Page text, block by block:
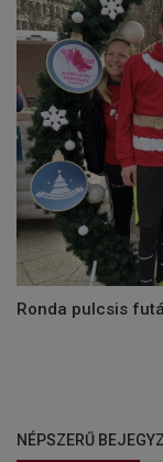
Ronda pulcsis
NÉPSZERŰ